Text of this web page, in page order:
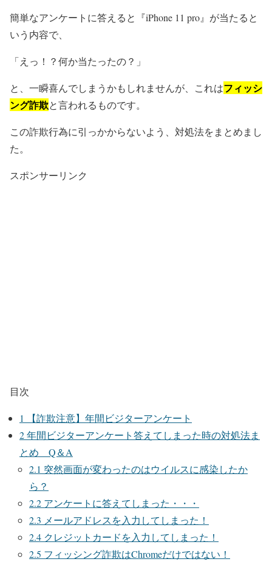
簡単なアンケートに答えると『iPhone 11 pro』が当たると
いう内容で、
「えっ！？何か当たったの？」
と、一瞬喜んでしまうかもしれませんが、これはフィッシ
ング詐欺と言われるものです。
この詐欺行為に引っかからないよう、対処法をまとめまし
た。
スポンサーリンク
目次
1
【詐欺注意】年間ビジターアンケート
2年間ビジターアンケート答えてしまった時の対処法ま
とめ Q＆A
2.1 突然画面が変わったのはウイルスに感染したか
ら？
2.2 アンケートに答えてしまった・・・
2.3 メールアドレスを入力してしまった！
2.4 クレジットカードを入力してしまった！
2.5 フィッシング詐欺はChromeだけではない！